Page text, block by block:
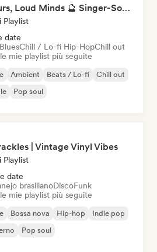
Quiet Hours, Loud Minds 🔮 Singer-Songwriter, Bedroom Pop & Dream Pop
Playlist
date
BluesChill / Lo-fi Hip-HopChill out
mie playlist più seguite
Ambient Beats / Lo-fi
Chill out
Pop soul
| Vintage Vinyl Vibes
Playlist
date
brasilianoDiscoFunk
mie playlist più seguite
Bossa nova Hip-hop
Indie pop
Pop soul